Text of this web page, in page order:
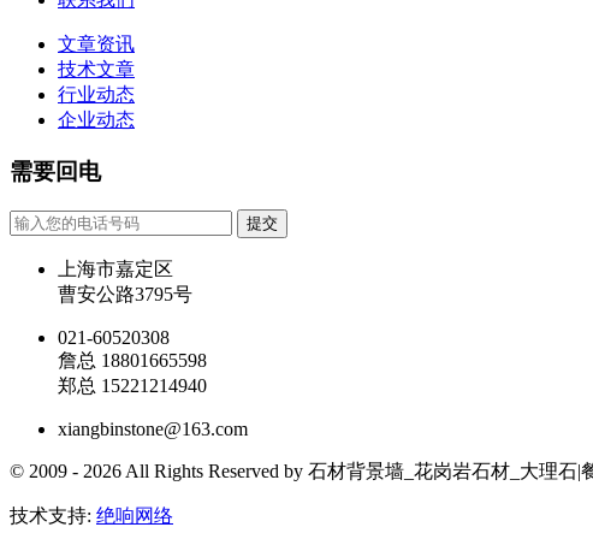
文章资讯
技术文章
行业动态
企业动态
需要回电
提交
上海市嘉定区
曹安公路3795号
021-60520308
詹总 18801665598
郑总 15221214940
xiangbinstone@163.com
© 2009 - 2026 All Rights Reserved by 石材背景墙_花岗岩石材_大理
技术支持: 绝响网络